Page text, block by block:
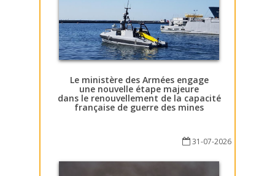
Le ministère des Armées engage
une nouvelle étape majeure
dans le renouvellement de la capacité
française de guerre des mines
31-07-2026